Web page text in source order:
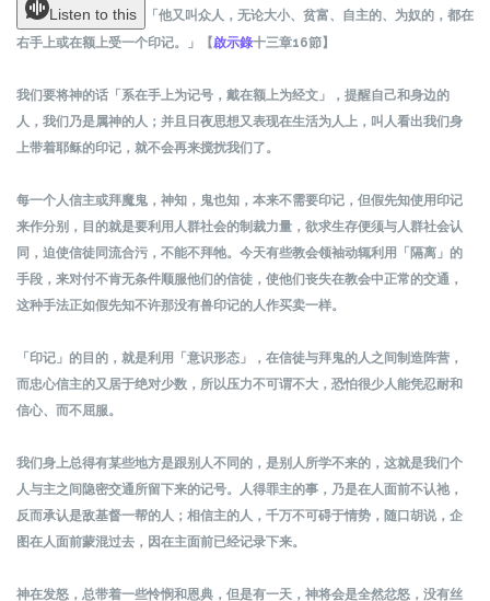
Listen to this
「他又叫众人，无论大小、贫富、自主的、为奴的，都在
右手上或在额上受一个印记。」【啟示錄十三章16節】
我们要将神的话「系在手上为记号，戴在额上为经文」，提醒自己和身边的
人，我们乃是属神的人；并且日夜思想又表现在生活为人上，叫人看出我们身
上带着耶稣的印记，就不会再来搅扰我们了。
每一个人信主或拜魔鬼，神知，鬼也知，本来不需要印记，但假先知使用印记
来作分别，目的就是要利用人群社会的制裁力量，欲求生存便须与人群社会认
同，迫使信徒同流合污，不能不拜牠。今天有些教会领袖动辄利用「隔离」的
手段，来对付不肯无条件顺服他们的信徒，使他们丧失在教会中正常的交通，
这种手法正如假先知不许那没有兽印记的人作买卖一样。
「印记」的目的，就是利用「意识形态」，在信徒与拜鬼的人之间制造阵营，
而忠心信主的又居于绝对少数，所以压力不可谓不大，恐怕很少人能凭忍耐和
信心、而不屈服。
我们身上总得有某些地方是跟别人不同的，是别人所学不来的，这就是我们个
人与主之间隐密交通所留下来的记号。人得罪主的事，乃是在人面前不认祂，
反而承认是敌基督一帮的人；相信主的人，千万不可碍于情势，随口胡说，企
图在人面前蒙混过去，因在主面前已经记录下来。
神在发怒，总带着一些怜悯和恩典，但是有一天，神将会是全然忿怒，没有丝